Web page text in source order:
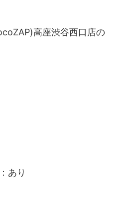
高座渋谷西口店の
あり